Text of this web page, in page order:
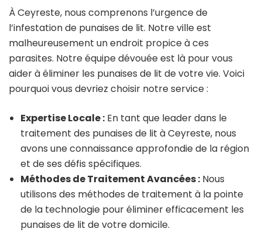
À Ceyreste, nous comprenons l’urgence de
l’infestation de punaises de lit. Notre ville est
malheureusement un endroit propice à ces
parasites. Notre équipe dévouée est là pour vous
aider à éliminer les punaises de lit de votre vie. Voici
pourquoi vous devriez choisir notre service :
Expertise Locale : En tant que leader dans le
traitement des punaises de lit à Ceyreste, nous
avons une connaissance approfondie de la région
et de ses défis spécifiques.
Méthodes de Traitement Avancées : Nous
utilisons des méthodes de traitement à la pointe
de la technologie pour éliminer efficacement les
punaises de lit de votre domicile.